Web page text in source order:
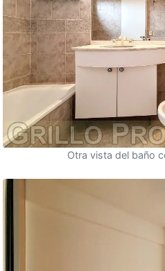
Otra vista del baño